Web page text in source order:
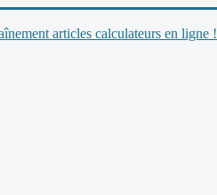
articles calculateurs en ligne !